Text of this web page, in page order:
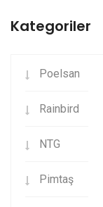
Kategoriler
Poelsan
Rainbird
NTG
Pimtaş